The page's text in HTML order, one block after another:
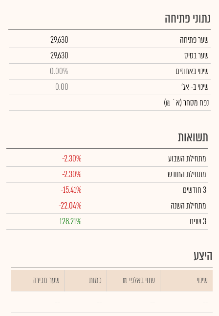
נתוני פתיחה
שער פתיחה
29,630
שער בסיס
29,630
שינוי באחוזים
0.00%
שינויב- אג'
0.00
נפח מסחר(א` ₪)
תשואות
מתחילת השבוע
-2.30%
מתחילת החודש
-2.30%
3 חודשים
-15.41%
מתחילת השנה
-22.04%
3 שנים
128.21%
היצע
שינוי ₪ שווי באלפי כמות
שער מכירה
--
--
--
--